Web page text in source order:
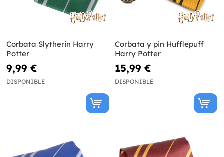
Corbata Slytherin Harry
Potter
9,99 €
DISPONIBLE
Corbata y pin Hufflepuff
Harry Potter
15,99 €
DISPONIBLE